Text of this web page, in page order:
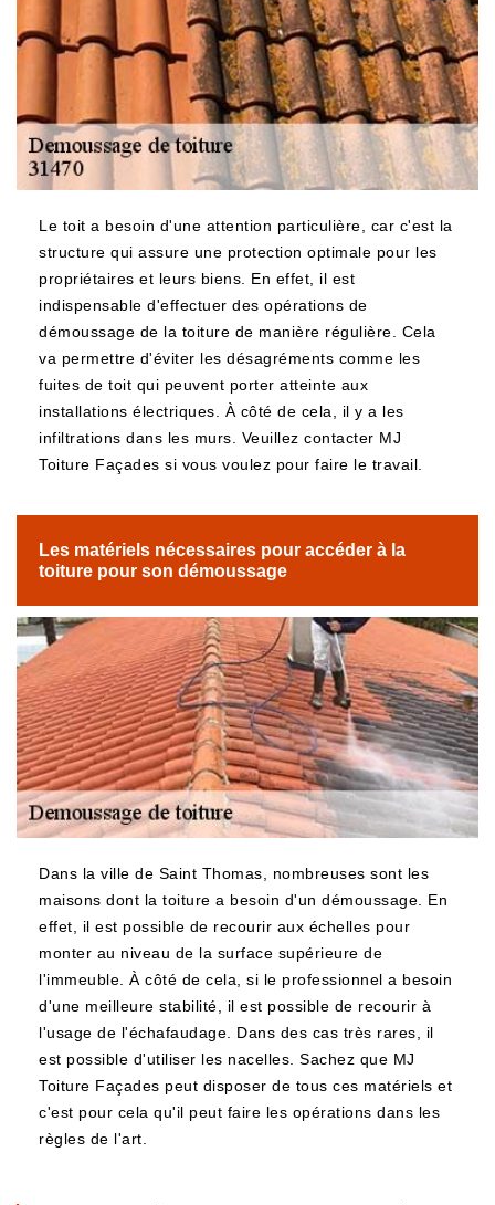
Le toit a besoin d'une attention particulière, car c'est la
structure qui assure une protection optimale pour les
propriétaires et leurs biens. En effet, il est
indispensable d'effectuer des opérations de
démoussage de la toiture de manière régulière. Cela
va permettre d'éviter les désagréments comme les
fuites de toit qui peuvent porter atteinte aux
installations électriques. À côté de cela, il y a les
infiltrations dans les murs. Veuillez contacter MJ
Toiture Façades si vous voulez pour faire le travail.
Les matériels nécessaires pour accéder à la
toiture pour son démoussage
Dans la ville de Saint Thomas, nombreuses sont les
maisons dont la toiture a besoin d'un démoussage. En
effet, il est possible de recourir aux échelles pour
monter au niveau de la surface supérieure de
l'immeuble. À côté de cela, si le professionnel a besoin
d'une meilleure stabilité, il est possible de recourir à
l'usage de l'échafaudage. Dans des cas très rares, il
est possible d'utiliser les nacelles. Sachez que MJ
Toiture Façades peut disposer de tous ces matériels et
c'est pour cela qu'il peut faire les opérations dans les
règles de l'art.